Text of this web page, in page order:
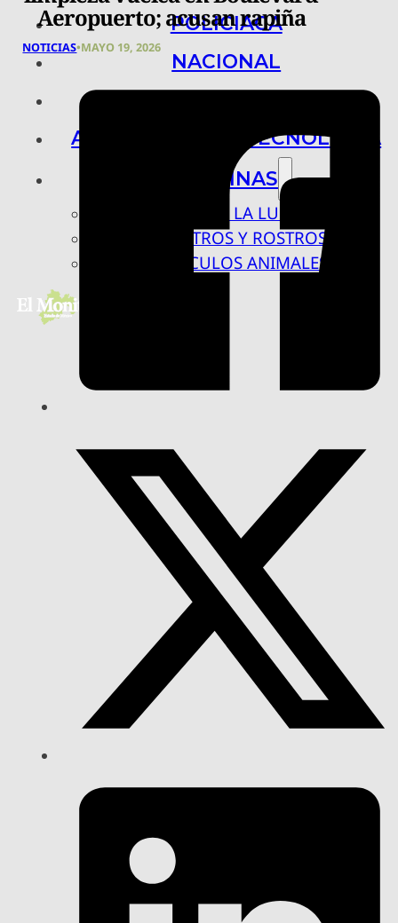
POLICIACA
NACIONAL
ARTE, CIENCIA Y TECNOLOGÍA
COLUMNAS
BAJO LA LUPA
RASTROS Y ROSTROS
VÍNCULOS ANIMALES
Aeropuerto; acusan rapiña
NOTICIAS•MAYO 19, 2026